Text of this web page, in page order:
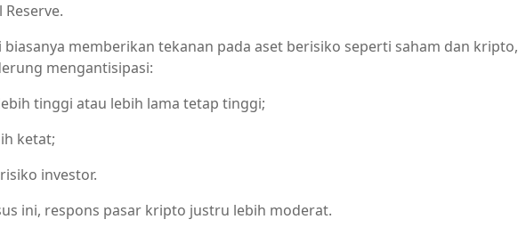
biasanya memberikan tekanan pada aset berisiko seperti saham dan kripto,
mengantisipasi:
tinggi atau lebih lama tetap tinggi;
ketat;
investor.
ini, respons pasar kripto justru lebih moderat.